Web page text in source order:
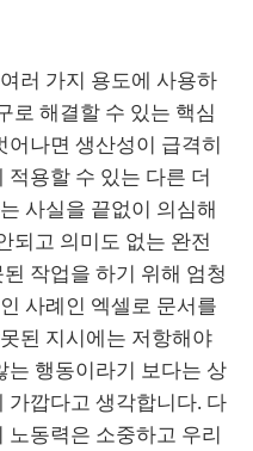
러 가지 용도에 사용하
로 해결할 수 있는 핵심
어나면 생산성이 급격히
용할 수 있는 다른 더
사실을 끝없이 의심해
되고 의미도 없는 완전
작업을 하기 위해 엄청
사례인 엑셀로 문서를
된 지시에는 저항해야
는 행동이라기 보다는 상
가깝다고 생각합니다. 다
동력은 소중하고 우리